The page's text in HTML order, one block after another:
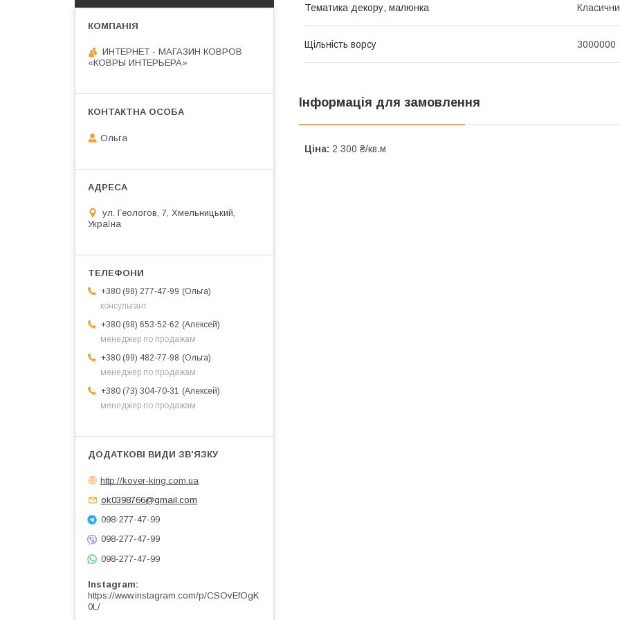
Тематика декору, малюнка
Щільність ворсу 3000000
Інформація для замовлення
Ціна: 2 300 ₴/кв.м
ИНТЕРНЕТ - МАГАЗИН КОВРОВ
«КОВРЫ ИНТЕРЬЕРА»
Ольга
ул. Геологов, 7, Хмельницький,
Україна
+380 (98) 277-47-99
Ольга
консультант
+380 (98) 653-52-62
Алексей
менеджер по продажам
+380 (99) 482-77-98
Ольга
менеджер по продажам
+380 (73) 304-70-31
Алексей
менеджер по продажам
http://kover-king.com.ua
ok0398766@gmail.com
098-277-47-99
098-277-47-99
098-277-47-99
Instagram
https://www.instagram.com/p/CSOvEfOgK
0L/